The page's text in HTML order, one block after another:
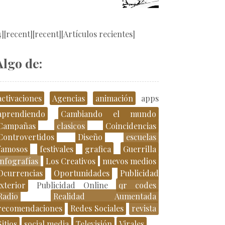
recientes]
de:
Agencias animación
apps
Cambiando el mundo
clasicos
Coincidencias
Diseño
escuelas
festivales grafica
Guerrilla
Los Creativos
nuevos medios
Oportunidades
Publicidad
Publicidad Online
qr codes
Realidad Aumentada
Redes Sociales
revista